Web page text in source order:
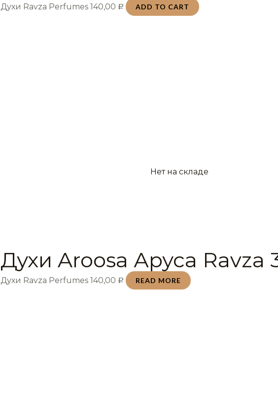
Духи Ravza Perfumes140,00 Р ADD TO CART
Нет на складе
Духи Aroosa Аруса Ravza
Духи Ravza Perfumes140,00 Р READ MORE